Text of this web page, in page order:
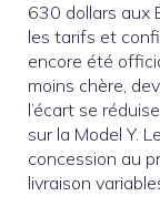
630 dollars aux
les tarifs et
encore été
moins chère,
l’écart se
sur la Model Y.
concession au
livraison